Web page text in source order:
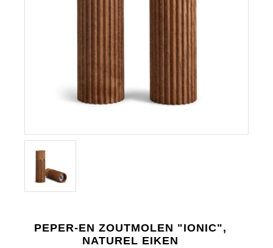
PEPER-EN ZOUTMOLEN "IONIC",
NATUREL EIKEN